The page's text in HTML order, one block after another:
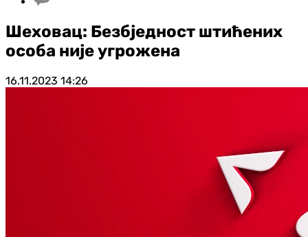
Шеховац: Безбједност штићених
особа није угрожена
16.11.2023 14:26